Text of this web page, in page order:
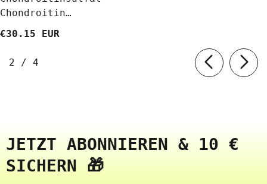
Chondroitin
€30.15 EUR
2 / von
4
JETZT ABONNIEREN & 10 €
SICHERN 🎁